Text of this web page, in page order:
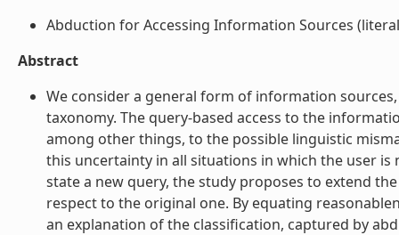
Abduction for Accessing Information Sources
Abstract
We consider a general form of information
taxonomy. The query-based access to the
among other things, to the possible linguistic
this uncertainty in all situations in which the user
state a new query, the study proposes to extend
respect to the original one. By equating
an explanation of the classification, captured by